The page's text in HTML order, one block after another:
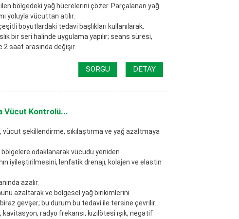
bölgedeki yağ hücrelerini çözer. Parçalanan yağ
yoluyla vücuttan atılır.
boyutlardaki tedavi başlıkları kullanılarak,
bir seri halinde uygulama yapılır; seans süresi,
2 saat arasında değişir.
SORGU DETAY
Vücut Kontrolü...
şekillendirme, sıkılaştırma ve yağ azaltmaya
odaklanarak vücudu yeniden
iyileştirilmesini, lenfatik drenajı, kolajen ve elastin
azalır.
azaltarak ve bölgesel yağ birikimlerini
gevşer; bu durum bu tedavi ile tersine çevrilir.
radyo frekansı, kızılötesi ışık, negatif